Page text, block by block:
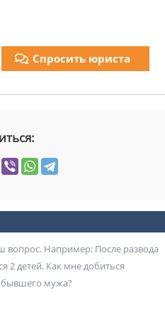
Спросить юриста